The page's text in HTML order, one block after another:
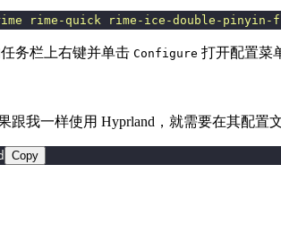
rime-quick rime-ice-double-
务栏上右键并单击 Configure 打开配置菜
跟我一样使用 Hyprland，就需要在其配置
Copy